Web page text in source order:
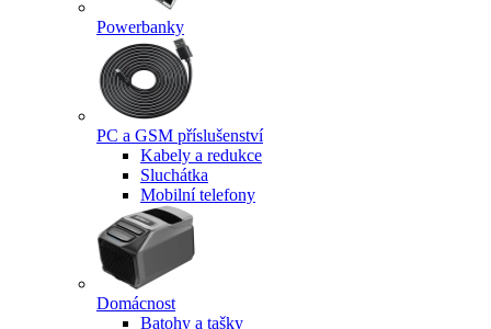
Powerbanky
PC a GSM příslušenství
Kabely a redukce
Sluchátka
Mobilní telefony
Domácnost
Batohy a tašky